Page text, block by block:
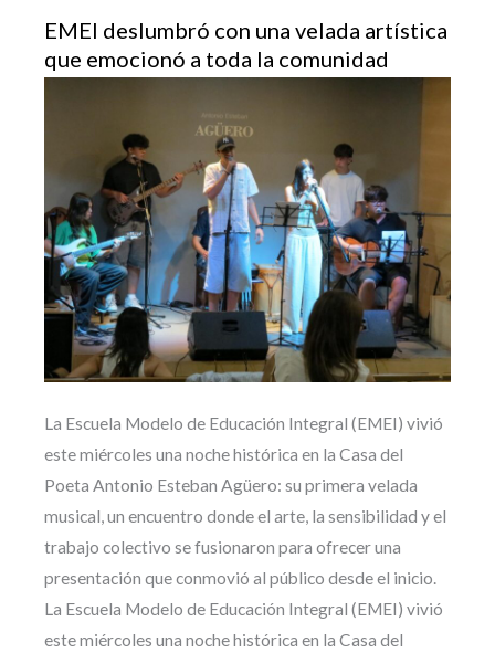
EMEI deslumbró con una velada artística
que emocionó a toda la comunidad
La Escuela Modelo de Educación Integral (EMEI) vivió
este miércoles una noche histórica en la Casa del
Poeta Antonio Esteban Agüero: su primera velada
musical, un encuentro donde el arte, la sensibilidad y el
trabajo colectivo se fusionaron para ofrecer una
presentación que conmovió al público desde el inicio.
La Escuela Modelo de Educación Integral (EMEI) vivió
este miércoles una noche histórica en la Casa del